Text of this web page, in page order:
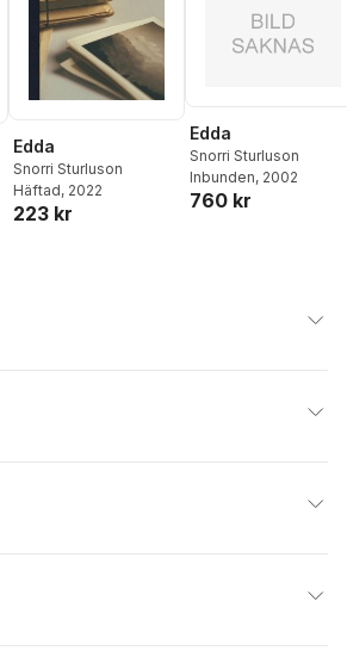
Edda
Snorri Sturluson
Häftad, 2022
223 kr
Edda
Snorri Sturluson
Inbunden, 2002
760 kr